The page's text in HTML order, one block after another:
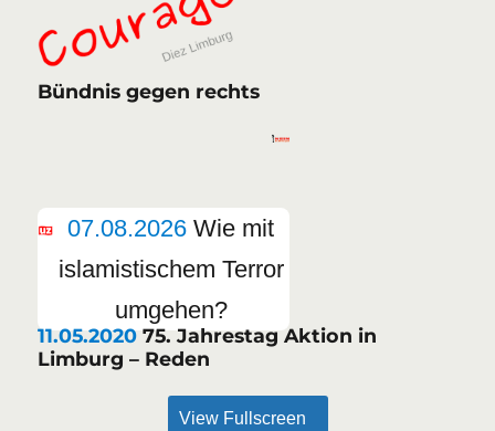
Bündnis gegen rechts
07.08.2026 Wie mit
islamistischem Terror
umgehen?
11.05.2020 75. Jahrestag Aktion in
Limburg – Reden
View Fullscreen